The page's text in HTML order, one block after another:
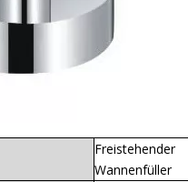
Freistehender
Wannenfüller